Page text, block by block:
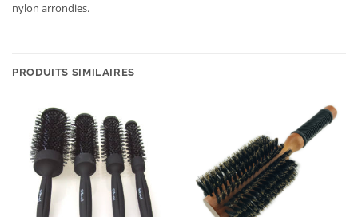
nylon arrondies.
PRODUITS SIMILAIRES